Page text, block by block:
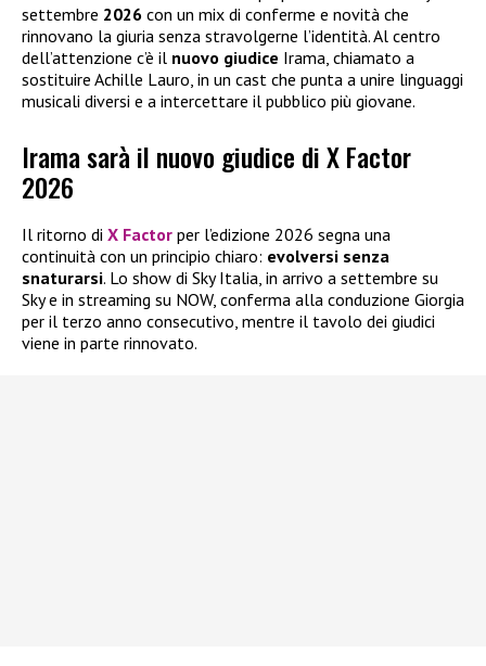
settembre 2026 con un mix di conferme e novità che
rinnovano la giuria senza stravolgerne l’identità. Al centro
dell’attenzione c’è il nuovo giudice Irama, chiamato a
sostituire Achille Lauro, in un cast che punta a unire linguaggi
musicali diversi e a intercettare il pubblico più giovane.
Irama sarà il nuovo giudice di X Factor
2026
Il ritorno di X Factor per l’edizione 2026 segna una
continuità con un principio chiaro: evolversi senza
snaturarsi. Lo show di Sky Italia, in arrivo a settembre su
Sky e in streaming su NOW, conferma alla conduzione Giorgia
per il terzo anno consecutivo, mentre il tavolo dei giudici
viene in parte rinnovato.